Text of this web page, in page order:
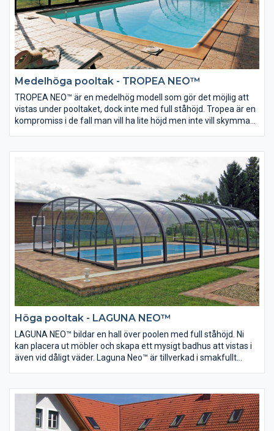
Medelhöga pooltak - TROPEA NEO™
TROPEA NEO™ är en medelhög modell som gör det möjlig att
vistas under pooltaket, dock inte med full ståhöjd. Tropea är en
kompromiss i de fall man vill ha lite höjd men inte vill skymma
Höga pooltak - LAGUNA NEO™
LAGUNA NEO™ bildar en hall över poolen med full ståhöjd. Ni
kan placera ut möbler och skapa ett mysigt badhus att vistas i
även vid dåligt väder. Laguna Neo™ är tillverkad i smakfullt
låssystem för ökad säkerhet och bekvämlighet.